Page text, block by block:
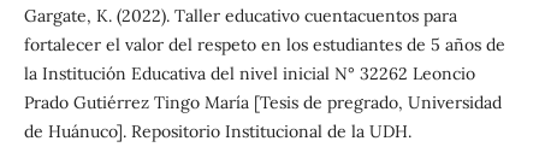
Gargate, K. (2022). Taller educativo cuentacuentos para
fortalecer el valor del respeto en los estudiantes de 5 años de
la Institución Educativa del nivel inicial N° 32262 Leoncio
Prado Gutiérrez Tingo María [Tesis de pregrado, Universidad
de Huánuco]. Repositorio Institucional de la UDH.